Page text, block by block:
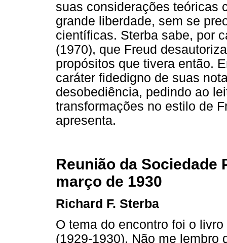
suas considerações teóricas
grande liberdade, sem se
científicas. Sterba sabe, por
(1970), que Freud
propósitos que tivera então.
caráter fidedigno de suas
desobediência, pedindo ao
transformações no estilo de
apresenta.
Reunião da Sociedade
março de 1930
Richard F. Sterba
O tema do encontro foi o
(1929-1930). Não me lembro